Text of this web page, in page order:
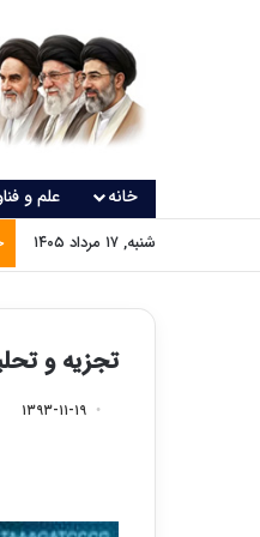
خانه علم و
شنبه, ۱۷ مرداد ۱۴۰۵
تجزیه و تحلیل
۱۳۹۳-۱۱-۱۹